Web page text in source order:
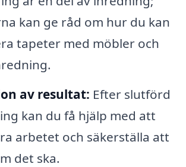
kan ge råd om hur du kan
tapeter med möbler och
av resultat: Efter slutförd
kan du få hjälp med att
arbetet och säkerställa att
det ska.